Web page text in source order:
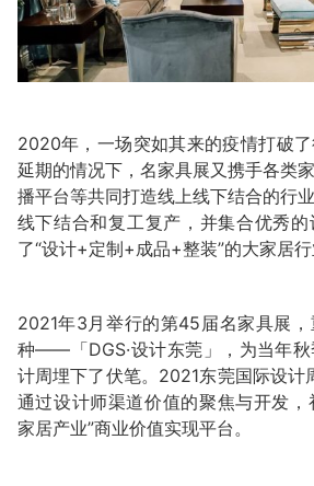
2020年，一场突如其来的疫情打破
延期的情况下，名家具展又携手各类
播平台等共同打造线上线下结合的行
线下结合和复工复产，并集合优秀
了“设计+定制+成品+整装”的大家居行
2021年3月举行的第45届名家具展
种——「DGS·设计东莞」，为当年
计周埋下了伏笔。2021东莞国际设计
通过设计师渠道价值的聚焦与开发，
家居产业”商业价值实现平台。